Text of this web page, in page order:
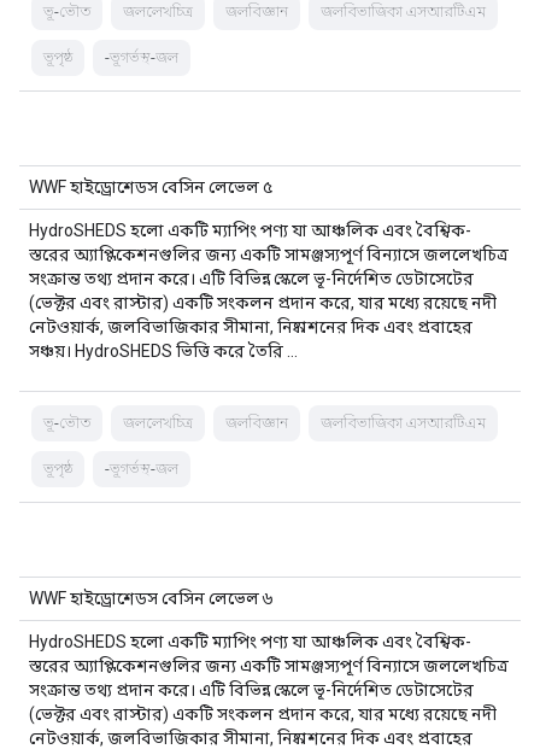
ভূ-ভৌত জললেখচিত্র জলবিজ্ঞান জলবিভাজিকা এসআরটিএম
ভূপৃষ্ঠ -ভূগর্ভস্থ-জল
WWF হাইড্রোশেডস বেসিন লেভেল ৫
HydroSHEDS হলো একটি ম্যাপিং পণ্য যা আঞ্চলিক এবং বৈশ্বিক-
স্তরের অ্যাপ্লিকেশনগুলির জন্য একটি সামঞ্জস্যপূর্ণ বিন্যাসে জললেখচিত্র
সংক্রান্ত তথ্য প্রদান করে। এটি বিভিন্ন স্কেলে ভূ-নির্দেশিত ডেটাসেটের
(ভেক্টর এবং রাস্টার) একটি সংকলন প্রদান করে, যার মধ্যে রয়েছে নদী
নেটওয়ার্ক, জলবিভাজিকার সীমানা, নিষ্কাশনের দিক এবং প্রবাহের
সঞ্চয়। HydroSHEDS ভিত্তি করে তৈরি …
ভূ-ভৌত জললেখচিত্র জলবিজ্ঞান জলবিভাজিকা এসআরটিএম
ভূপৃষ্ঠ -ভূগর্ভস্থ-জল
WWF হাইড্রোশেডস বেসিন লেভেল ৬
HydroSHEDS হলো একটি ম্যাপিং পণ্য যা আঞ্চলিক এবং বৈশ্বিক-
স্তরের অ্যাপ্লিকেশনগুলির জন্য একটি সামঞ্জস্যপূর্ণ বিন্যাসে জললেখচিত্র
সংক্রান্ত তথ্য প্রদান করে। এটি বিভিন্ন স্কেলে ভূ-নির্দেশিত ডেটাসেটের
(ভেক্টর এবং রাস্টার) একটি সংকলন প্রদান করে, যার মধ্যে রয়েছে নদী
নেটওয়ার্ক, জলবিভাজিকার সীমানা, নিষ্কাশনের দিক এবং প্রবাহের